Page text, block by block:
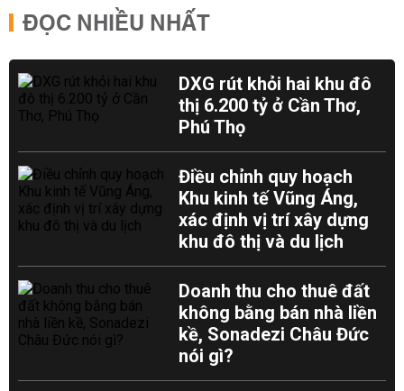
ĐỌC NHIỀU NHẤT
DXG rút khỏi hai khu đô
thị 6.200 tỷ ở Cần Thơ,
Phú Thọ
Điều chỉnh quy hoạch
Khu kinh tế Vũng Áng,
xác định vị trí xây dựng
khu đô thị và du lịch
Doanh thu cho thuê đất
không bằng bán nhà liền
kề, Sonadezi Châu Đức
nói gì?